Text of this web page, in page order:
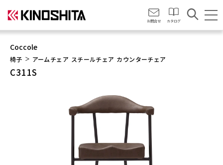
お問合せ カタログ
Coccole
椅子 アームチェア スチールチェア カウンターチェア
C311S